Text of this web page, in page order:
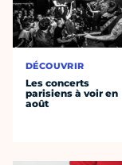
DÉCOUVRIR
Les concerts
parisiens à voir en
août